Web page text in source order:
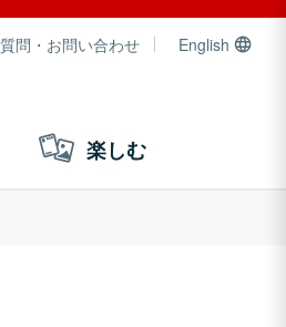
問・お問い合わせ English
楽しむ